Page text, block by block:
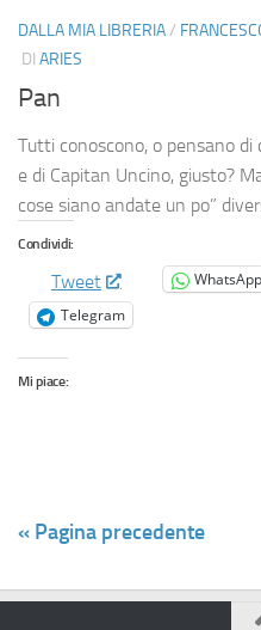
DALLA MIA LIBRERIA/
DI ARIES
Pan
Tutti conoscono, o pensano di
e di Capitan Uncino, giusto?
cose siano andate un po”
Condividi:
Tweet WhatsApp
Telegram
Mi piace:
« Pagina precedente